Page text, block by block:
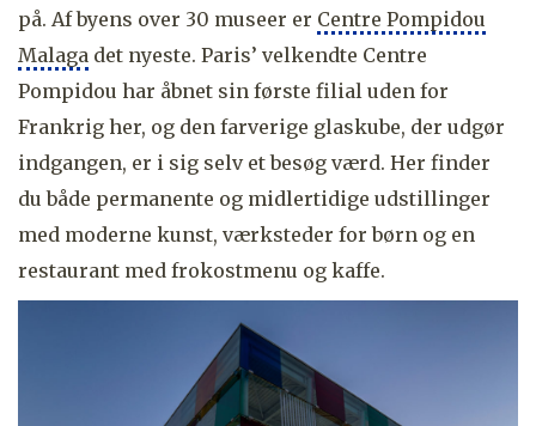
på. Af byens over 30 museer er Centre Pompidou
Malaga det nyeste. Paris’ velkendte Centre
Pompidou har åbnet sin første filial uden for
Frankrig her, og den farverige glaskube, der udgør
indgangen, er i sig selv et besøg værd. Her finder
du både permanente og midlertidige udstillinger
med moderne kunst, værksteder for børn og en
restaurant med frokostmenu og kaffe.